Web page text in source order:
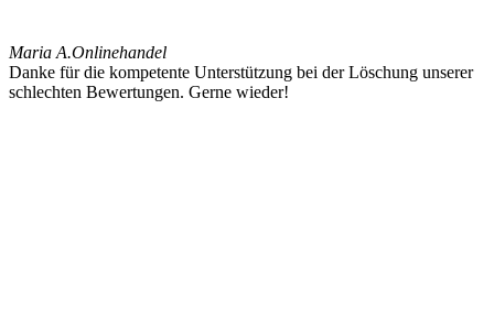
Maria A.Onlinehandel
Danke für die kompetente Unterstützung bei der Löschung unserer
schlechten Bewertungen. Gerne wieder!